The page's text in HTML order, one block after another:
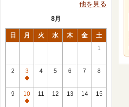
他を見る
8月
日 月 火 水 木 金 土
1
2
3
休
館
日
4 5 6 7 8
9
10
休
11 12 13 14 15